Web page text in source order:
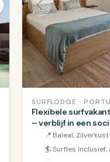
SURFLODGE ·
Flexibele
– verblijf in een
het strand
📍 Baleal, Zilverkust
🏄Surfles inclusief,